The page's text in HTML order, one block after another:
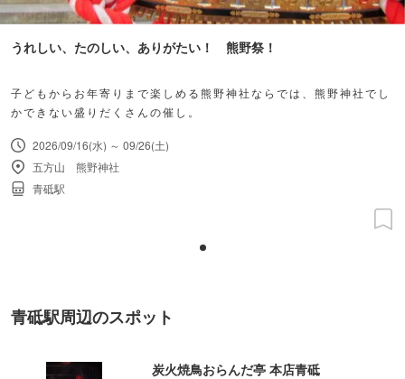
うれしい、たのしい、ありがたい！ 熊野祭！
子どもからお年寄りまで楽しめる熊野神社ならでは、熊野神社でし
かできない盛りだくさんの催し。
2026/09/16(水) ～ 09/26(土)
五方山 熊野神社
青砥駅
青砥駅周辺のスポット
炭火焼鳥おらんだ亭 本店青砥